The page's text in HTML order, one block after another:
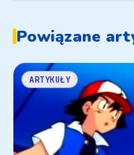
Powiązane
ARTYKUŁY